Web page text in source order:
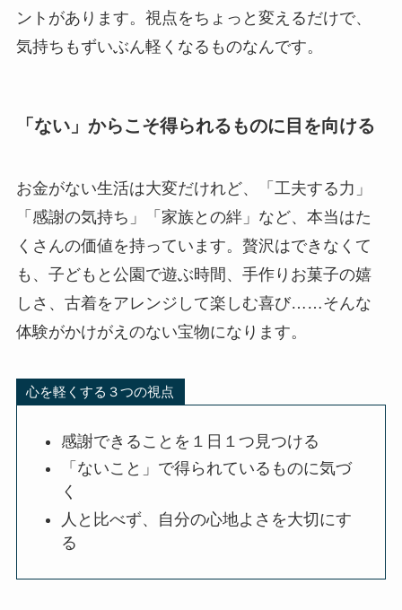
ントがあります。視点をちょっと変えるだけで、
気持ちもずいぶん軽くなるものなんです。
「ない」からこそ得られるものに目を向ける
お金がない生活は大変だけれど、「工夫する力」
「感謝の気持ち」「家族との絆」など、本当はた
くさんの価値を持っています。贅沢はできなくて
も、子どもと公園で遊ぶ時間、手作りお菓子の嬉
しさ、古着をアレンジして楽しむ喜び……そんな
体験がかけがえのない宝物になります。
心を軽くする３つの視点
感謝できることを１日１つ見つける
「ないこと」で得られているものに気づ
く
人と比べず、自分の心地よさを大切にす
る